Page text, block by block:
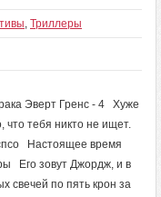
, Триллеры
Эверт Гренс - 4 Хуже
что тебя никто не ищет.
Настоящее время
Его зовут Джордж, и в
свечей по пять крон за